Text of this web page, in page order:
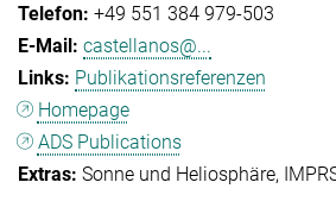
+49 551 384 979-503
castellanos@...
Publikationsreferenzen
Homepage
ADS Publications
Sonne und Heliosphäre